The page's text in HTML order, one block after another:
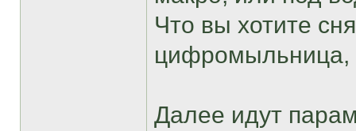
Что вы хотите
цифромыльница,
Далее идут